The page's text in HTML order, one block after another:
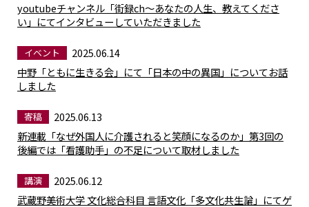
youtubeチャンネル「街録ch〜あなたの人生、教えてくださ
い」にてインタビューしていただきました
イベント
2025.06.14
中野「ともに生きる会」にて「日本の中の異国」についてお話
しました
寄稿
2025.06.13
新連載「なぜ外国人に介護されると笑顔になるのか」第3回の
後編では「看護助手」の不足について取材しました
講演
2025.06.12
武蔵野美術大学 文化総合科目 言語文化「多文化共生論」にてゲ